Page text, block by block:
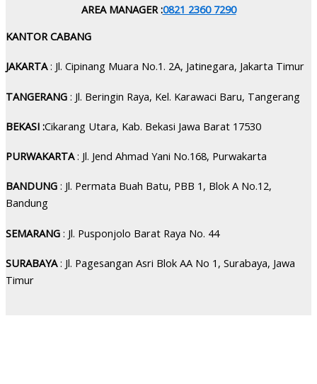
AREA MANAGER :0821 2360 7290
KANTOR CABANG
JAKARTA: Jl. Cipinang Muara No.1. 2A, Jatinegara, Jakarta Timur
TANGERANG : Jl. Beringin Raya, Kel. Karawaci Baru, Tangerang
BEKASI :Cikarang Utara, Kab. Bekasi Jawa Barat 17530
PURWAKARTA: Jl. Jend Ahmad Yani No.168, Purwakarta
BANDUNG : Jl. Permata Buah Batu, PBB 1, Blok A No.12,
Bandung
SEMARANG : Jl. Pusponjolo Barat Raya No. 44
SURABAYA: Jl. Pagesangan Asri Blok AA No 1, Surabaya, Jawa
Timur